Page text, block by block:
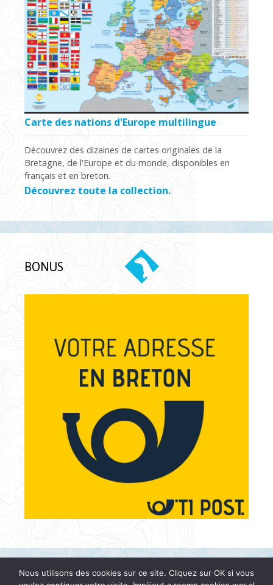
Carte des nations d'Europe multilingue
Découvrez des dizaines de cartes originales de la
Bretagne, de l'Europe et du monde, disponibles en
français et en breton.
Découvrez toute la collection.
BONUS
Nous utilisons des cookies sur ce site. Cliquez sur OK si vous